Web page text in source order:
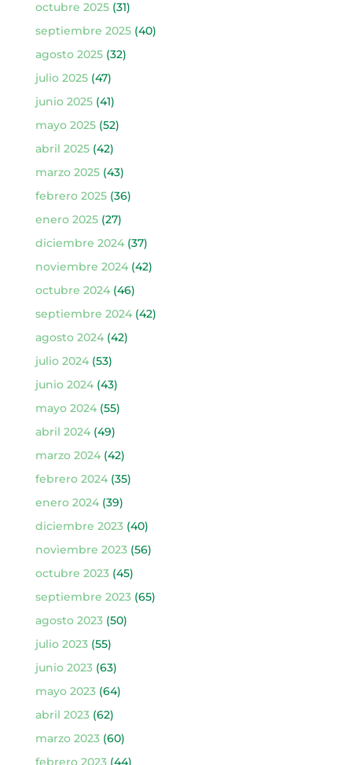
octubre 2025(31)
septiembre 2025(40)
agosto 2025(32)
julio 2025(47)
junio 2025(41)
mayo 2025(52)
abril 2025(42)
marzo 2025(43)
febrero 2025(36)
enero 2025(27)
diciembre 2024(37)
noviembre 2024(42)
octubre 2024(46)
septiembre 2024(42)
agosto 2024(42)
julio 2024(53)
junio 2024(43)
mayo 2024(55)
abril 2024(49)
marzo 2024(42)
febrero 2024(35)
enero 2024(39)
diciembre 2023(40)
noviembre 2023(56)
octubre 2023(45)
septiembre 2023(65)
agosto 2023(50)
julio 2023(55)
junio 2023(63)
mayo 2023(64)
abril 2023(62)
marzo 2023(60)
febrero 2023(44)